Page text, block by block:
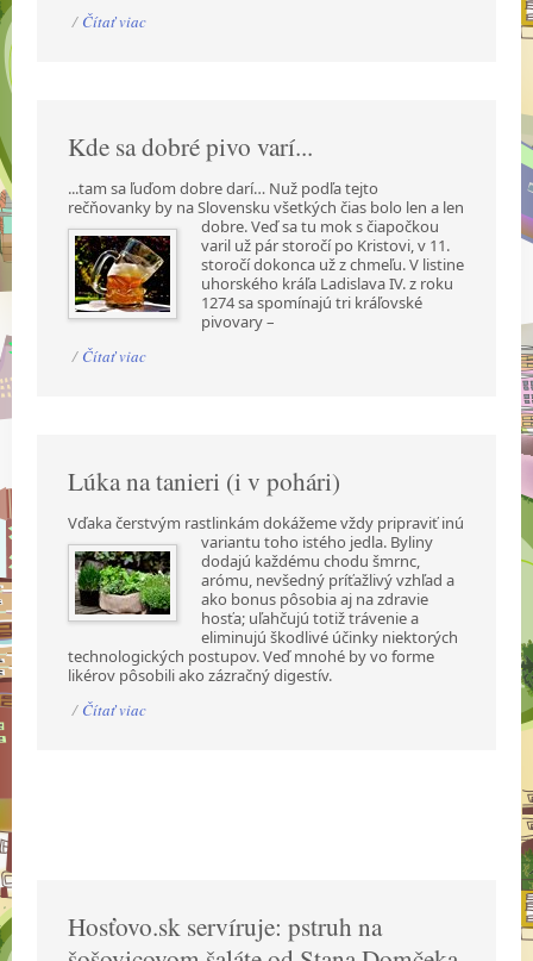
/ Čítať viac
Kde sa dobré pivo varí...
...tam sa ľuďom dobre darí… Nuž podľa tejto
rečňovanky by na Slovensku všetkých čias bolo len a len
dobre. Veď sa tu mok s čiapočkou
varil už pár storočí po Kristovi, v 11.
storočí dokonca už z chmeľu. V listine
uhorského kráľa Ladislava IV. z roku
1274 sa spomínajú tri kráľovské
pivovary –
/ Čítať viac
Lúka na tanieri (i v pohári)
Vďaka čerstvým rastlinkám dokážeme vždy pripraviť inú
variantu toho istého jedla. Byliny
dodajú každému chodu šmrnc,
arómu, nevšedný príťažlivý vzhľad a
ako bonus pôsobia aj na zdravie
hosťa; uľahčujú totiž trávenie a
eliminujú škodlivé účinky niektorých
technologických postupov. Veď mnohé by vo forme
likérov pôsobili ako zázračný digestív.
/ Čítať viac
Hosťovo.sk servíruje: pstruh na